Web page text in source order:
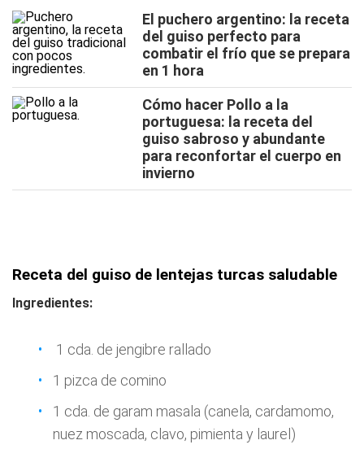
El puchero argentino: la receta
del guiso perfecto para
combatir el frío que se prepara
en 1 hora
Cómo hacer Pollo a la
portuguesa: la receta del
guiso sabroso y abundante
para reconfortar el cuerpo en
invierno
Receta del guiso de lentejas turcas saludable
Ingredientes:
1 cda. de jengibre rallado
1 pizca de comino
1 cda. de garam masala (canela, cardamomo,
nuez moscada, clavo, pimienta y laurel)